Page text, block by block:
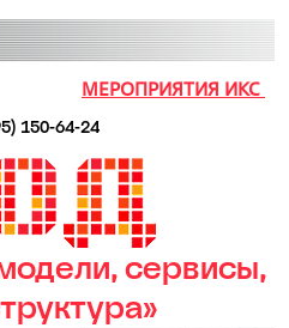
МЕРОПРИЯТИЯ ИКС
150-64-24
сервисы,